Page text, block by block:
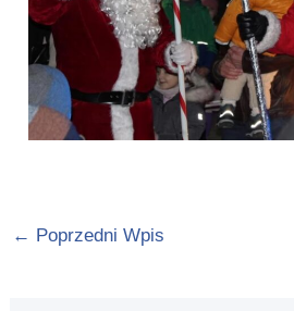
← Poprzedni Wpis